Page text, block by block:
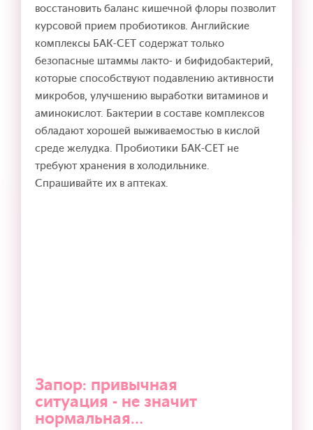
восстановить баланс кишечной флоры позволит
курсовой прием пробиотиков. Английские
комплексы БАК-СЕТ содержат только
безопасные штаммы лакто- и бифидобактерий,
которые способствуют подавлению активности
микробов, улучшению выработки витаминов и
аминокислот. Бактерии в составе комплексов
обладают хорошей выживаемостью в кислой
среде желудка. Пробиотики БАК-СЕТ не
требуют хранения в холодильнике.
Спрашивайте их в аптеках.
Запор: привычная
ситуация - не значит
нормальная…